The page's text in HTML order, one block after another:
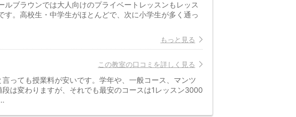
ブラウンでは大人向けのプライベートレッスンもレッス
す。高校生・中学生がほとんどで、次に小学生が多く通っ
もっと見る
この教室の口コミを詳しく見る
っても授業料が安いです。学年や、一般コース、マンツ
は変わりますが、それでも最安のコースは1レッスン3000